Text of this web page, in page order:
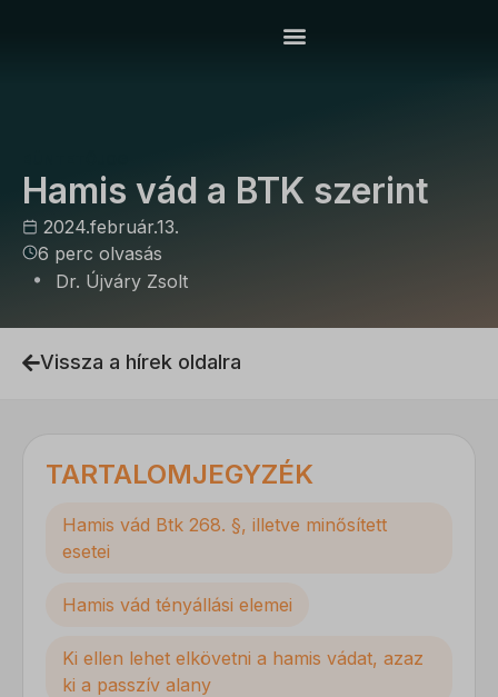
Hamis vád a BTK szerint
2024.február.13.
6 perc olvasás
Dr. Újváry Zsolt
Vissza a hírek oldalra
TARTALOMJEGYZÉK
Hamis vád Btk 268. §, illetve minősített
esetei
Hamis vád tényállási elemei
Ki ellen lehet elkövetni a hamis vádat, azaz
ki a passzív alany